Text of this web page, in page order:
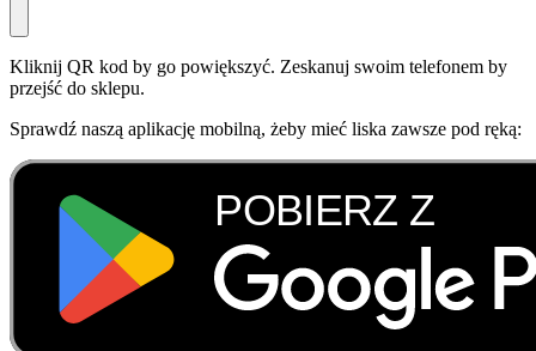
Kliknij QR kod by go powiększyć. Zeskanuj swoim telefonem by
przejść do sklepu.
Sprawdź naszą aplikację mobilną, żeby mieć liska zawsze pod ręką: